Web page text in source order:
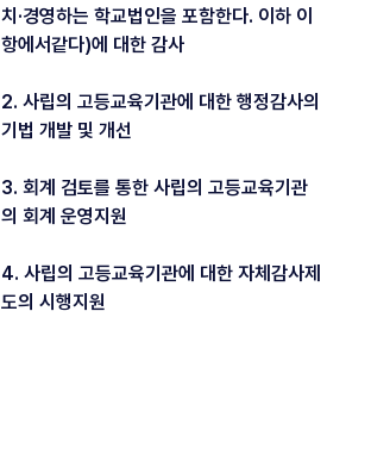
치·경영하는 학교법인을 포함한다. 이하 이
항에서같다)에 대한 감사
2. 사립의 고등교육기관에 대한 행정감사의
기법 개발 및 개선
3. 회계 검토를 통한 사립의 고등교육기관
의 회계 운영지원
4. 사립의 고등교육기관에 대한 자체감사제
도의 시행지원